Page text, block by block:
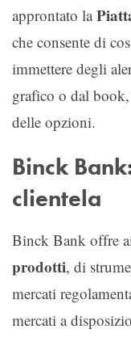
approntato la
che consente di
immettere degli
grafico o dal
delle opzioni.
Binck
clientela
Binck Bank offre
prodotti, di
mercati
mercati a